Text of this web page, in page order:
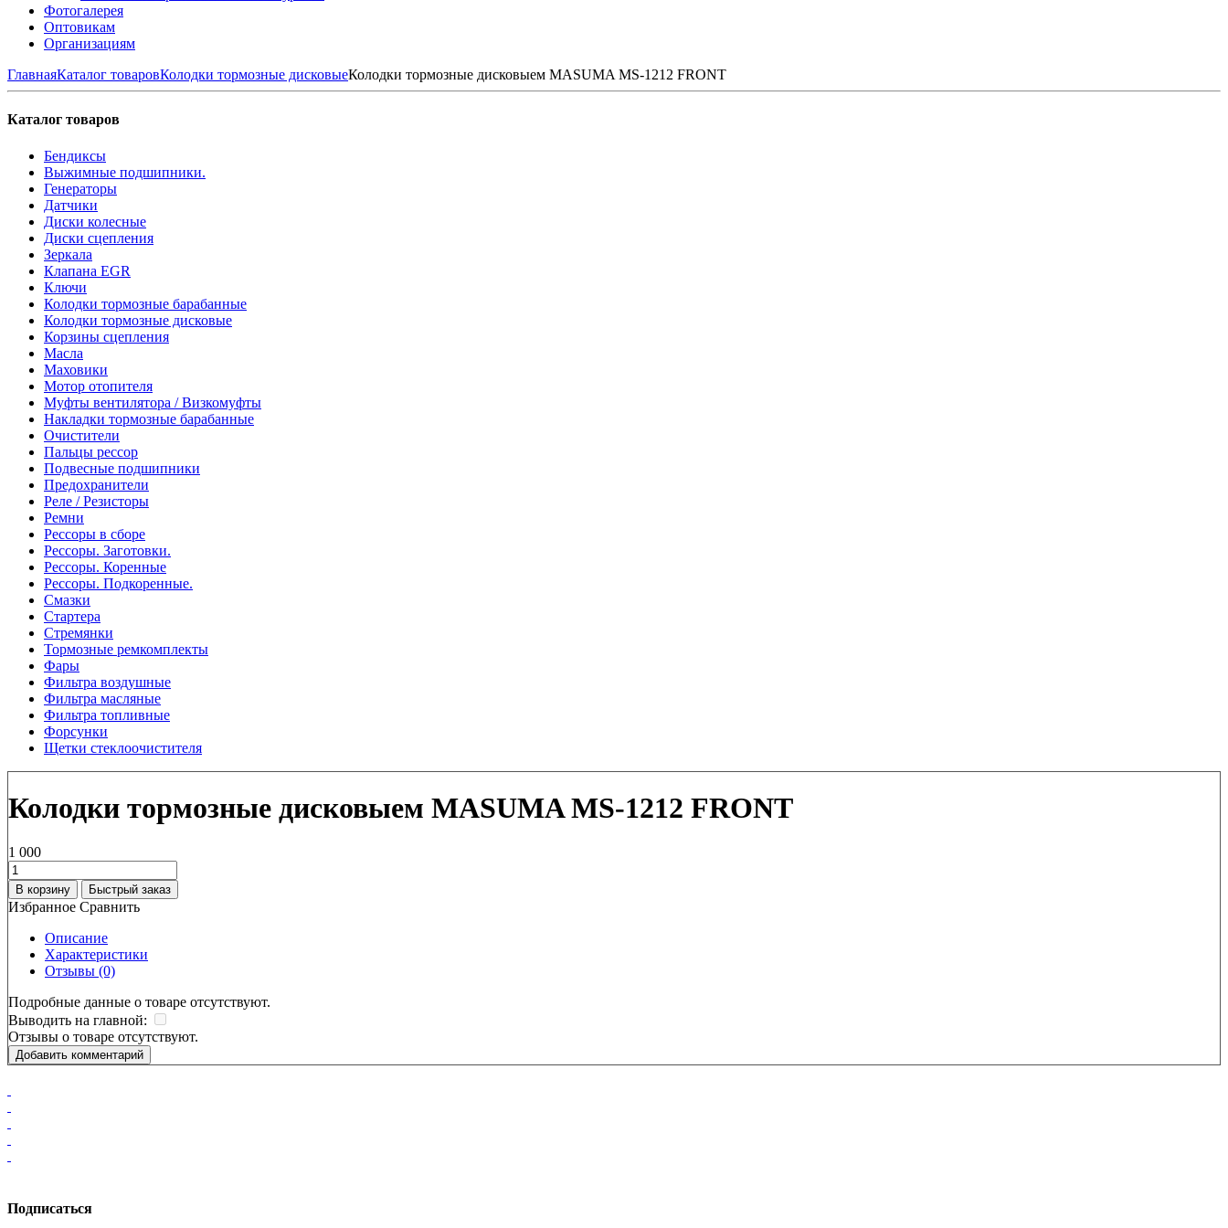
Фотогалерея
Оптовикам
Организациям
ГлавнаяКаталог товаровКолодки тормозные дисковыеКолодки тормозные дисковыем MASUMA MS-1212 FRONT
Каталог товаров
Бендиксы
Выжимные подшипники.
Генераторы
Датчики
Диски колесные
Диски сцепления
Зеркала
Клапана EGR
Ключи
Колодки тормозные барабанные
Колодки тормозные дисковые
Корзины сцепления
Масла
Маховики
Мотор отопителя
Муфты вентилятора / Визкомуфты
Накладки тормозные барабанные
Очистители
Пальцы рессор
Подвесные подшипники
Предохранители
Реле / Резисторы
Ремни
Рессоры в сборе
Рессоры. Заготовки.
Рессоры. Коренные
Рессоры. Подкоренные.
Смазки
Стартера
Стремянки
Тормозные ремкомплекты
Фары
Фильтра воздушные
Фильтра масляные
Фильтра топливные
Форсунки
Щетки стеклоочистителя
Колодки тормозные дисковыем MASUMA MS-1212 FRONT
1 000
В корзину Быстрый заказ
Избранное Сравнить
Описание
Характеристики
Отзывы (0)
Подробные данные о товаре отсутствуют.
Выводить на главной:
Отзывы о товаре отсутствуют.
Добавить комментарий
Подписаться